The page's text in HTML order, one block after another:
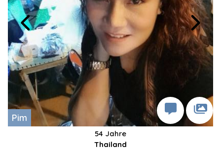
Pim
54 Jahre
Thailand